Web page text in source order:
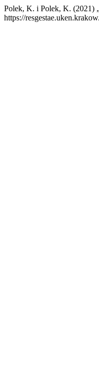
Polek, K. i Polek, K. (2021)
https://